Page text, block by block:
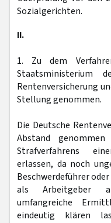
Sozialgerichten.
II.
1. Zu dem
Staatsministerium
Rentenversicherung
Stellung genommen.
Die Deutsche
Abstand
Strafverfahrens
erlassen, da noch
Beschwerdeführer
als Arbeitgeber
umfangreiche
eindeutig klären